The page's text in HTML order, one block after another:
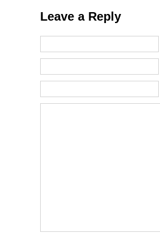
Leave a Reply